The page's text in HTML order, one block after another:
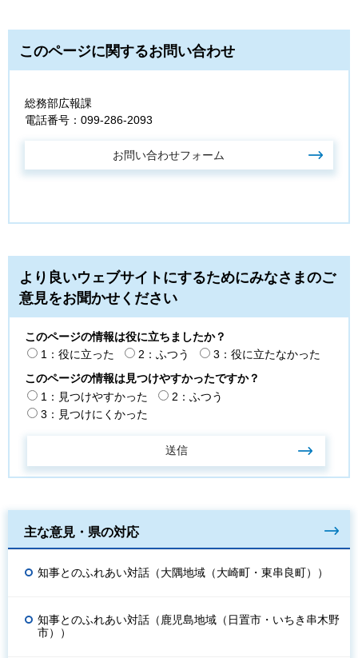
このページに関するお問い合わせ
総務部広報課
電話番号：099-286-2093
より良いウェブサイトにするためにみなさまのご
意見をお聞かせください
このページの情報は役に立ちましたか？
1：役に立った
2：ふつう
3：役に立たなかった
このページの情報は見つけやすかったですか？
1：見つけやすかった
2：ふつう
3：見つけにくかった
主な意見・県の対応
知事とのふれあい対話（大隅地域（大崎町・東串良町））
知事とのふれあい対話（鹿児島地域（日置市・いちき串木野
市））